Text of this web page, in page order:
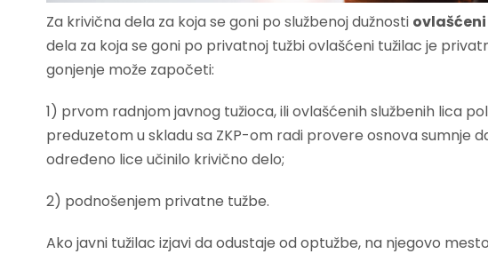
Za krivična dela za koja se goni po službenoj dužnosti
dela za koja se goni po privatnoj tužbi ovlašćeni tužilac je
gonjenje može započeti:
1) prvom radnjom javnog tužioca, ili ovlašćenih službenih lica
preduzetom u skladu sa ZKP-om radi provere osnova sumnje
određeno lice učinilo krivično delo;
2) podnošenjem privatne tužbe.
Ako javni tužilac izjavi da odustaje od optužbe, na njegovo